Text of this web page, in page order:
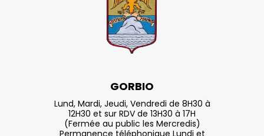
GORBIO
Lund, Mardi, Jeudi, Vendredi de 8H30 à
12H30 et sur RDV de 13H30 à 17H
(Fermée au public les Mercredis)
Permanence téléphonique Lundi et